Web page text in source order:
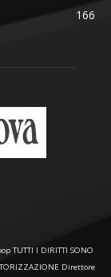
166
TUTTI I DIRITTI SONO
Direttore